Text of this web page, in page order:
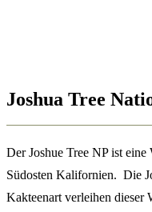
Joshua Tree
Der Joshue Tree NP ist
Südosten Kalifornien. Die
Kakteenart verleihen dieser